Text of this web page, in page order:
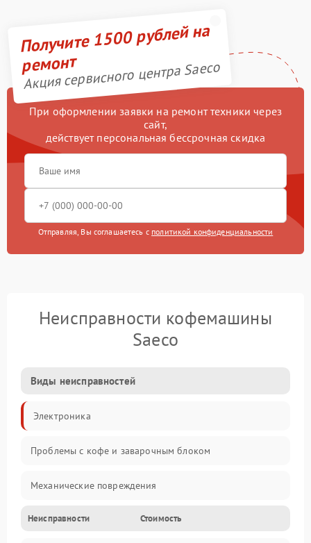
Получите 1500 рублей на
ремонт
Акция сервисного центра Saeco
При оформлении заявки на ремонт техники через
сайт,
действует персональная бессрочная скидка
Отправляя, Вы соглашаетесь с политикой конфиденциальности
Неисправности кофемашины
Saeco
Виды неисправностей
Электроника
Проблемы с кофе и заварочным блоком
Механические повреждения
Прочие неисправности
Неисправности Стоимость